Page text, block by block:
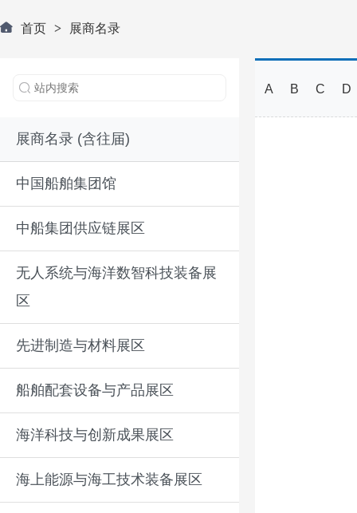
首页 > 展商名录
展商名录 (含往届)
中国船舶集团馆
中船集团供应链展区
无人系统与海洋数智科技装备展
区
先进制造与材料展区
船舶配套设备与产品展区
海洋科技与创新成果展区
海上能源与海工技术装备展区
A B C D